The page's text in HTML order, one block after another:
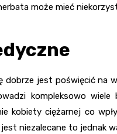
może mieć
dobrze jest poświęcić na
kompleksowo
kobiety ciężarnej co
niezalecane to jednak